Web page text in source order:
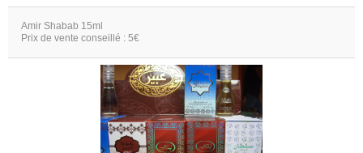
Amir Shabab 15ml
Prix de vente conseillé : 5€